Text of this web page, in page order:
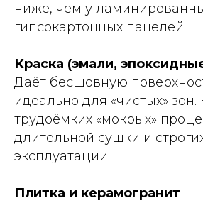
ниже, чем у
гипсокартонных панелей.
Краска (эмали,
Даёт бесшовную
идеально для «чистых» зон.
трудоёмких «мокрых»
длительной сушки и
эксплуатации.
Плитка и керамогранит